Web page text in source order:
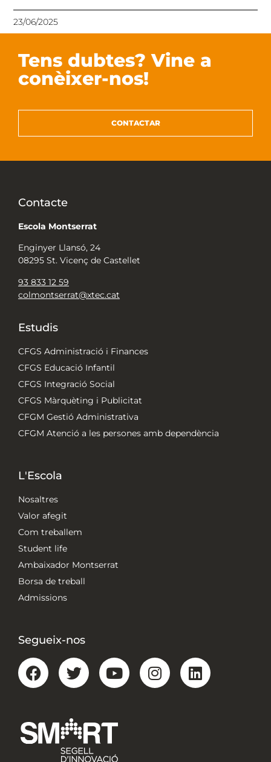
23/06/2025
Tens dubtes? Vine a
conèixer-nos!
CONTACTAR
Contacte
Escola Montserrat
Enginyer Llansó, 24
08295 St. Vicenç de Castellet
93 833 12 59
colmontserrat@xtec.cat
Estudis
CFGS Administració i Finances
CFGS Educació Infantil
CFGS Integració Social
CFGS Màrquèting i Publicitat
CFGM Gestió Administrativa
CFGM Atenció a les persones amb dependència
L'Escola
Nosaltres
Valor afegit
Com treballem
Student life
Ambaixador Montserrat
Borsa de treball
Admissions
Segueix-nos